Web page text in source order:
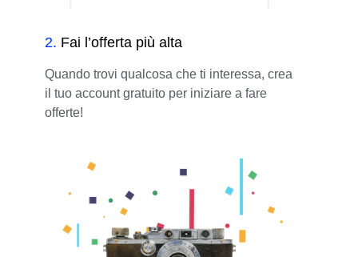
2. Fai l’offerta più alta
Quando trovi qualcosa che ti interessa, crea
il tuo account gratuito per iniziare a fare
offerte!